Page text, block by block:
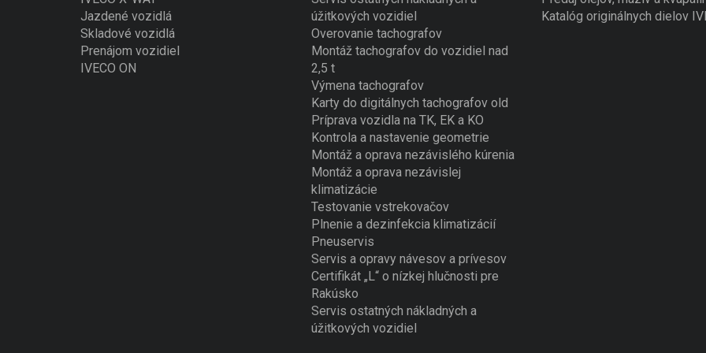
Jazdené vozidlá
Skladové vozidlá
Prenájom vozidiel
IVECO ON
úžitkových vozidiel
Overovanie tachografov
Montáž tachografov do vozidiel nad
2,5 t
Výmena tachografov
Karty do digitálnych tachografov old
Príprava vozidla na TK, EK a KO
Kontrola a nastavenie geometrie
Montáž a oprava nezávislého kúrenia
Montáž a oprava nezávislej
klimatizácie
Testovanie vstrekovačov
Plnenie a dezinfekcia klimatizácií
Pneuservis
Servis a opravy návesov a prívesov
Certifikát „L“ o nízkej hlučnosti pre
Rakúsko
Servis ostatných nákladných a
úžitkových vozidiel
Katalóg originálnych dielov